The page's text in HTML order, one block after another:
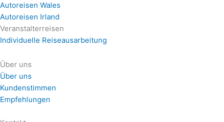
Autoreisen Wales
Autoreisen Irland
Veranstalterreisen
Individuelle Reiseausarbeitung
Über uns
Über uns
Kundenstimmen
Empfehlungen